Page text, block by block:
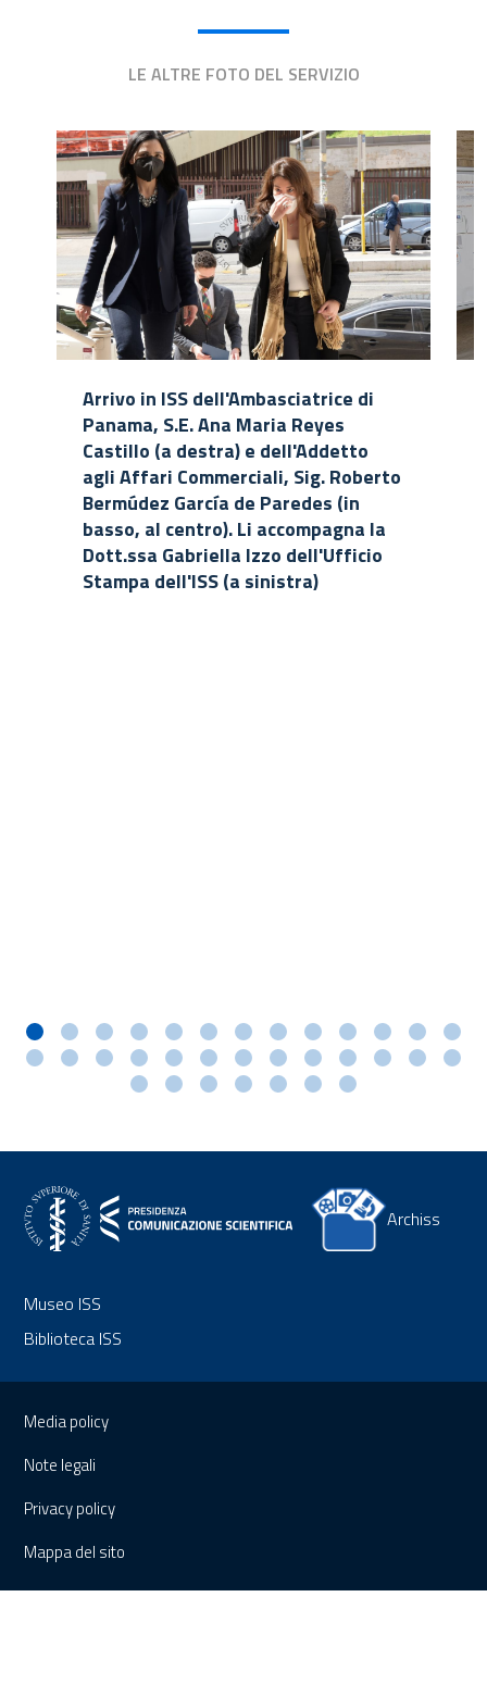
LE ALTRE FOTO DEL SERVIZIO
Arrivo in ISS dell'Ambasciatrice di
Panama, S.E. Ana Maria Reyes
Castillo (a destra) e dell'Addetto
agli Affari Commerciali, Sig. Roberto
Bermúdez García de Paredes (in
basso, al centro). Li accompagna la
Dott.ssa Gabriella Izzo dell'Ufficio
Stampa dell'ISS (a sinistra)
Archiss
Museo ISS
Biblioteca ISS
Media policy
Note legali
Privacy policy
Mappa del sito